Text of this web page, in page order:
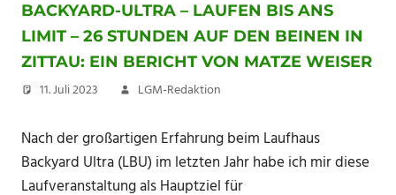
BACKYARD-ULTRA – LAUFEN BIS ANS
LIMIT – 26 STUNDEN AUF DEN BEINEN IN
ZITTAU: EIN BERICHT VON MATZE WEISER
11. Juli 2023 LGM-Redaktion
Nach der großartigen Erfahrung beim Laufhaus
Backyard Ultra (LBU) im letzten Jahr habe ich mir diese
Laufveranstaltung als Hauptziel für